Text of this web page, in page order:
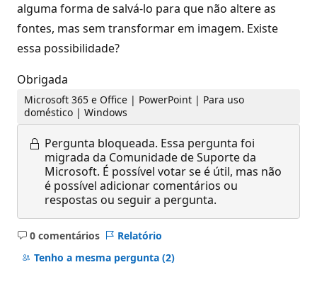
alguma forma de salvá-lo para que não altere as
fontes, mas sem transformar em imagem. Existe
essa possibilidade?
Obrigada
Microsoft 365 e Office | PowerPoint | Para uso
doméstico | Windows
Pergunta bloqueada. Essa pergunta foi
migrada da Comunidade de Suporte da
Microsoft. É possível votar se é útil, mas não
é possível adicionar comentários ou
respostas ou seguir a pergunta.
0 comentários
Sem
comentários
Relatório
Tenho a mesma pergunta (2)